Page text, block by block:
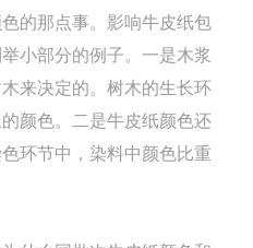
的那点事。影响牛皮纸包
小部分的例子。一是木浆
来决定的。树木的生长环
颜色。二是牛皮纸颜色还
环节中，染料中颜色比重
工艺怎么选？烫
装盒印刷工艺怎么选？烫
不少商家在选择包装印刷
...